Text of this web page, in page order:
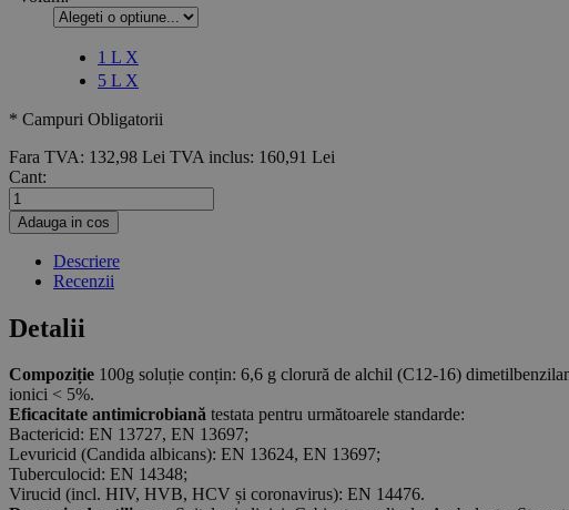
1 L X
5 L X
* Campuri Obligatorii
Fara TVA: 132,98 Lei TVA inclus: 160,91 Lei
Cant:
Adauga in cos
Descriere
Recenzii
Detalii
Compoziție 100g soluție conțin: 6,6 g clorură de alchil (C12-16)
ionici < 5%.
Eficacitate antimicrobiană testata pentru următoarele standarde:
Bactericid: EN 13727, EN 13697;
Levuricid (Candida albicans): EN 13624, EN 13697;
Tuberculocid: EN 14348;
Virucid (incl. HIV, HVB, HCV și coronavirus): EN 14476.